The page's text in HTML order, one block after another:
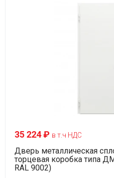
35 224 ₽ в т.ч НДС
Дверь металлическая
торцевая коробка типа
RAL 9002)